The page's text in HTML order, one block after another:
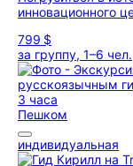
инновационного
799 $
за группу, 1–6 чел.
3 часа
Пешком
индивидуальная